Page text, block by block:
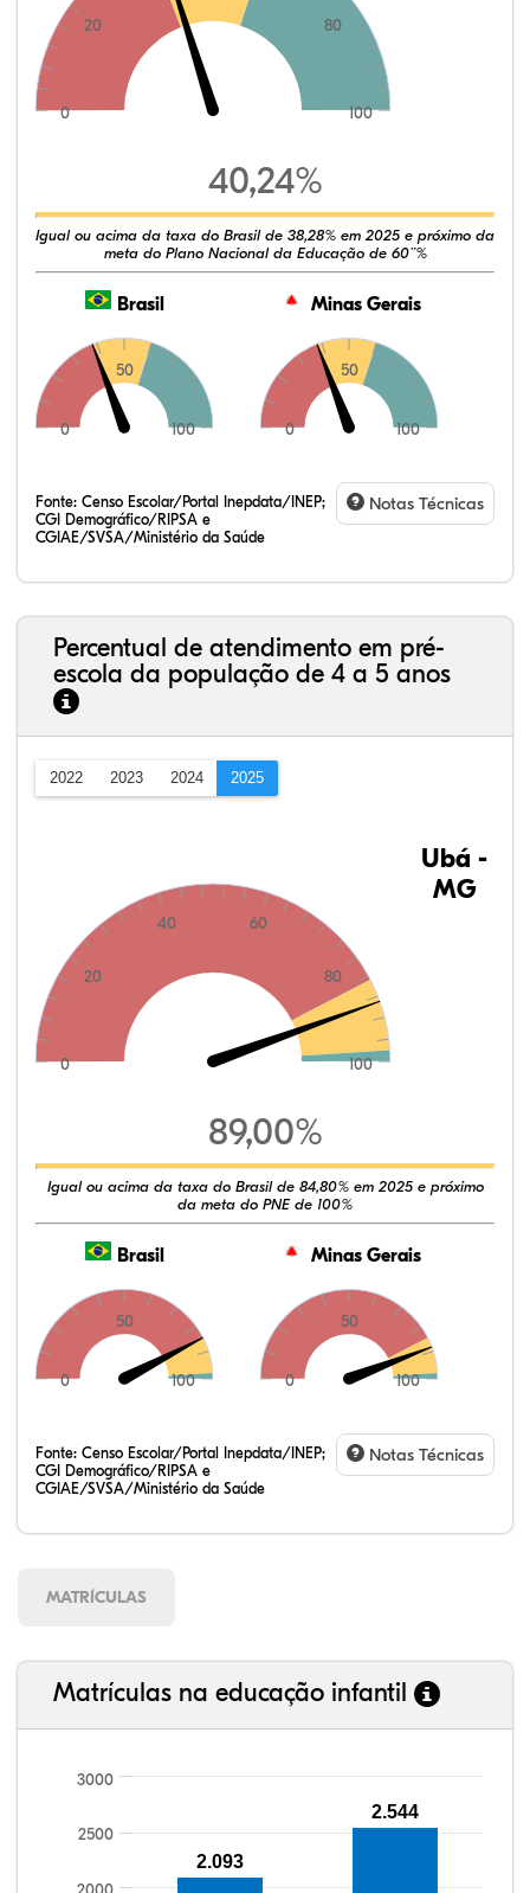
0
20 80
100
40,24%
Igual ou acima da taxa do Brasil de 38,28% em 2025 e próximo da
meta do Plano Nacional da Educação de 60¨%
Brasil
0
50
100
Minas Gerais
0
50
100
Fonte: Censo Escolar/Portal Inepdata/INEP;
CGI Demográfico/RIPSA e
CGIAE/SVSA/Ministério da Saúde
Notas Técnicas
Percentual de atendimento em pré-
escola da população de 4 a 5 anos
2022 2023 2024 2025
0
20
40 60
80
100
Ubá -
MG
89,00%
Igual ou acima da taxa do Brasil de 84,80% em 2025 e próximo
da meta do PNE de 100%
Brasil
0
50
100
Minas Gerais
0
50
100
Fonte: Censo Escolar/Portal Inepdata/INEP;
CGI Demográfico/RIPSA e
CGIAE/SVSA/Ministério da Saúde
Notas Técnicas
MATRÍCULAS
Matrículas na educação infantil
2500
3000
2.093
2.544
100,25%
100,09%
92,22%
96,04%
87,35%
99,81%
100,00%
88,82%
92,94%
78,33%